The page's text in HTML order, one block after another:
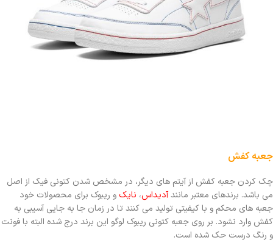
جعبه کفش
چک کردن جعبه کفش از آیتم های دیگر، در مشخص شدن کتونی فیک از اصل
می باشد. برندهای معتبر مانندآدیداس، نایک و ریبوک برای محصولات خود
جعبه های محکم و با کیفیتی تولید می کنند تا در زمان جا به جایی آسیبی به
کفش وارد نشود. بر روی جعبه کتونی ریبوک لوگو این برند درج شده البته با فونت
و رنگ درست حک شده است.